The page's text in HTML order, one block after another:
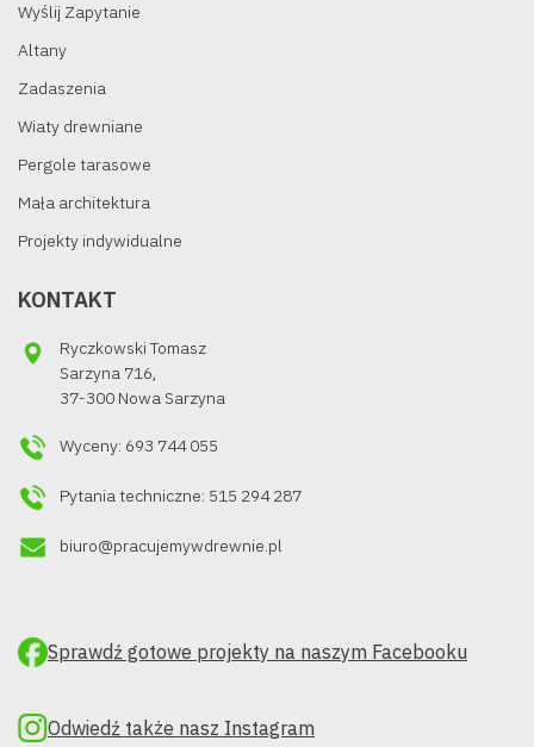
Wyślij Zapytanie
Altany
Zadaszenia
Wiaty drewniane
Pergole tarasowe
Mała architektura
Projekty indywidualne
KONTAKT
Ryczkowski Tomasz
Sarzyna 716,
37-300 Nowa Sarzyna
Wyceny: 693 744 055
Pytania techniczne: 515 294 287
biuro@pracujemywdrewnie.pl
Sprawdź gotowe projekty na naszym Facebooku
Odwiedź także nasz Instagram